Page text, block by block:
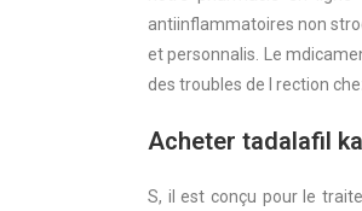
antiinflammatoires non
et personnalis. Le
des troubles de l rection
Acheter tadalafil
S, il est conçu pour le